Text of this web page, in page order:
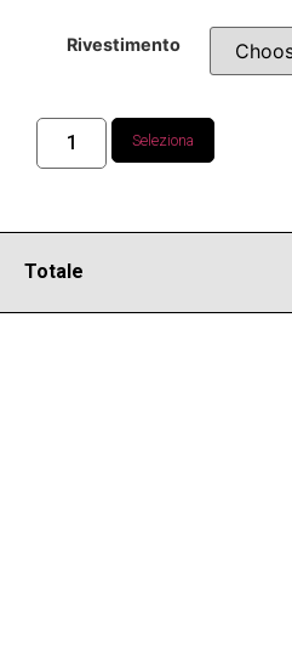
Rivestimento
Seleziona
Totale